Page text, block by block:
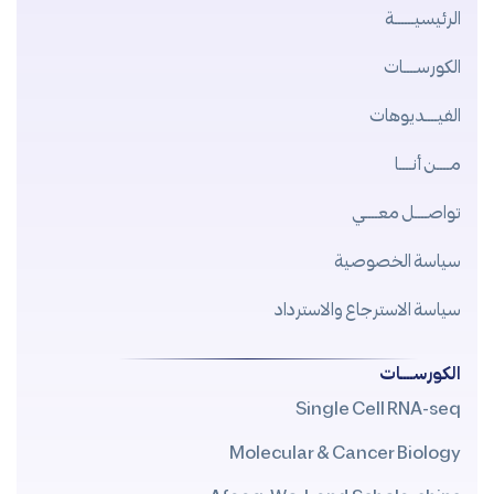
الرئيسيــــــة
الكورســــات
الفيــــديوهات
مــــن أنــــا
تواصــــل معــــي
سياسة الخصوصية
سياسة الاسترجاع والاسترداد
الكورســــات
Single Cell RNA-seq
Molecular & Cancer Biology